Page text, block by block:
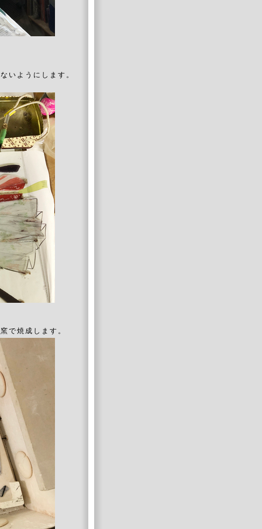
いようにします。
で焼成します。